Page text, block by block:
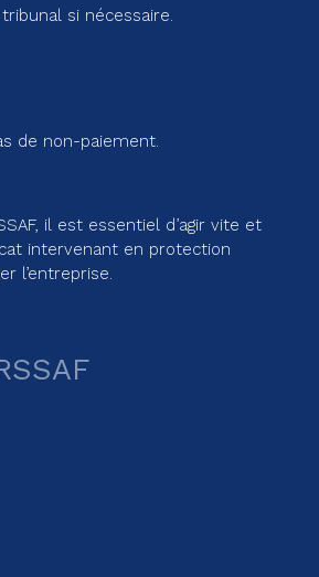
si nécessaire.
de non-paiement.
il est essentiel d’agir vite et
intervenant en protection
l’entreprise.